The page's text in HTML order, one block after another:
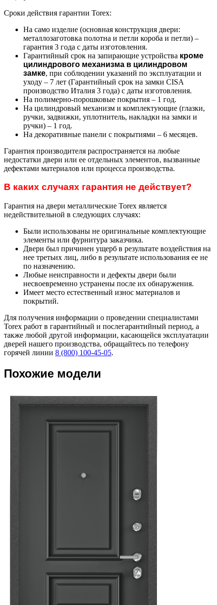
Сроки действия гарантии Torex:
На само изделие (основная конструкция двери:
металлозаготовка полотна и петли короба и петли) –
гарантия 3 года с даты изготовления.
Гарантийный срок на запирающие устройства кроме
цилиндрового механизма в цилиндровом
замке, при соблюдении указаний по эксплуатации и
уходу – 7 лет (Гарантийный срок на замки CISA
производство Италия 3 года) с даты изготовления.
На полимерно-порошковые покрытия – 1 год.
На цилиндровый механизм и комплектующие (глазки,
ручки, задвижки, уплотнитель, накладки на замки и
ручки) – 1 год.
На декоративные панели с покрытиями – 6 месяцев.
Гарантия производителя распространяется на любые
недостатки двери или ее отдельных элементов, вызванные
дефектами материалов или процесса производства.
В каких случаях гарантия не действует?
Гарантия на двери металлические Torex является
недействительной в следующих случаях:
Были использованы не оригинальные комплектующие
элементы или фурнитура заказчика.
Двери был причинен ущерб в результате воздействия на
нее третьих лиц, либо в результате использования ее не
по назначению.
Любые неисправности и дефекты двери были
несвоевременно устранены после их обнаружения.
Имеет место естественный износ материалов и
покрытий.
Для получения информации о проведении специалистами
Torex работ в гарантийный и послегарантийный период, а
также любой другой информации, касающейся эксплуатации
дверей нашего производства, обращайтесь по телефону
горячей линии 8 (800) 100-45-05.
Похожие модели